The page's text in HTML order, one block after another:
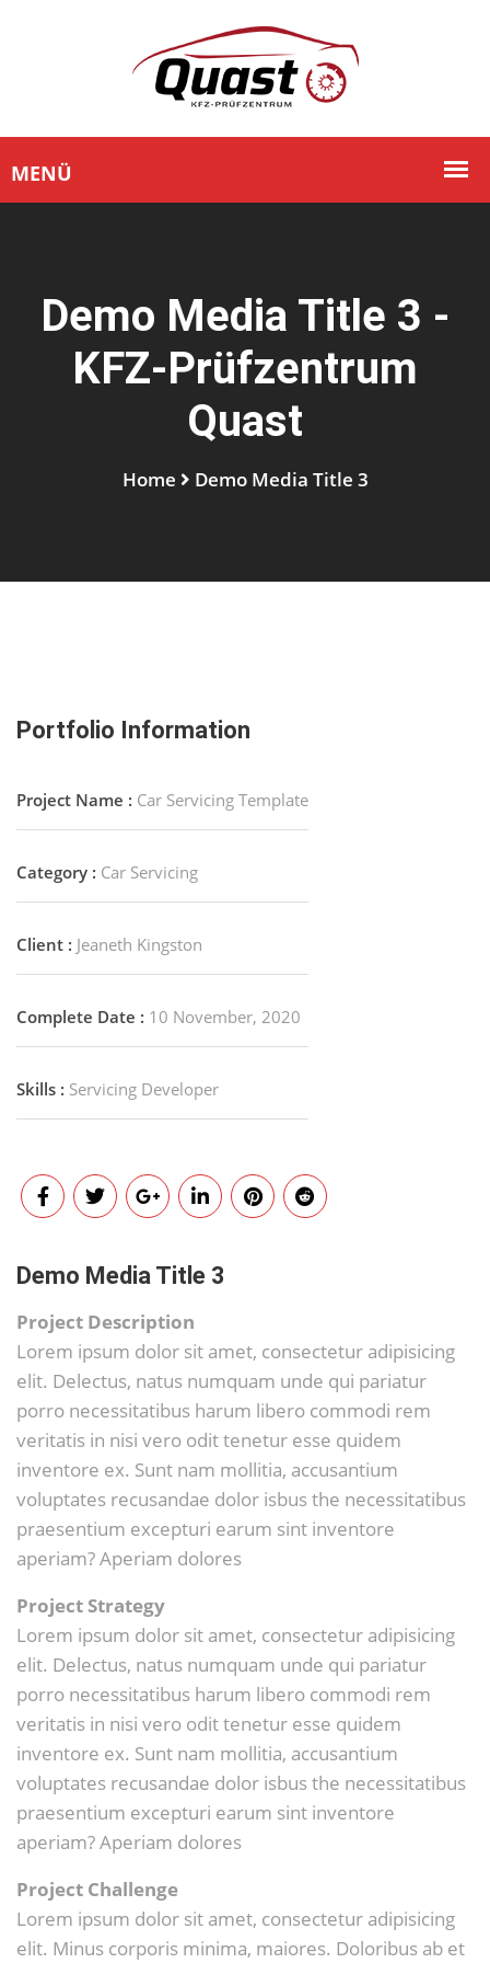
Demo Media Title 3 -
KFZ-Prüfzentrum
Quast
Home Demo Media Title 3
Portfolio Information
Project Name : Car Servicing Template
Category : Car Servicing
Client : Jeaneth Kingston
Complete Date : 10 November, 2020
Skills : Servicing Developer
Demo Media Title 3
Project Description
Lorem ipsum dolor sit amet, consectetur adipisicing
elit. Delectus, natus numquam unde qui pariatur
porro necessitatibus harum libero commodi rem
veritatis in nisi vero odit tenetur esse quidem
inventore ex. Sunt nam mollitia, accusantium
voluptates recusandae dolor isbus the necessitatibus
praesentium excepturi earum sint inventore
aperiam? Aperiam dolores
Project Strategy
Lorem ipsum dolor sit amet, consectetur adipisicing
elit. Delectus, natus numquam unde qui pariatur
porro necessitatibus harum libero commodi rem
veritatis in nisi vero odit tenetur esse quidem
inventore ex. Sunt nam mollitia, accusantium
voluptates recusandae dolor isbus the necessitatibus
praesentium excepturi earum sint inventore
aperiam? Aperiam dolores
Project Challenge
Lorem ipsum dolor sit amet, consectetur adipisicing
elit. Minus corporis minima, maiores. Doloribus ab et